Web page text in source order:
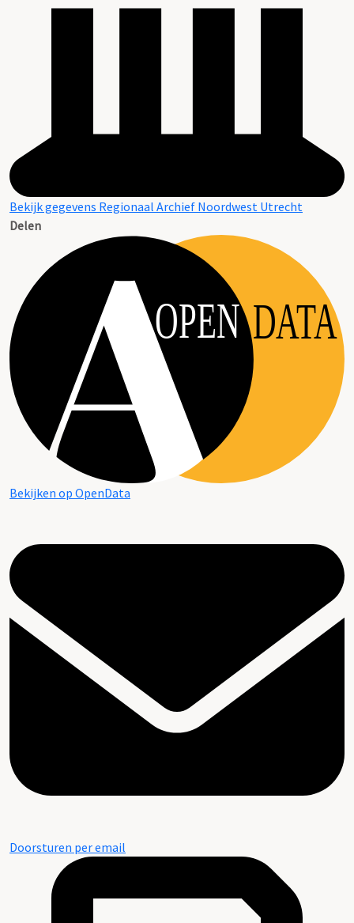
Bekijk gegevens Regionaal Archief Noordwest Utrecht
Delen
OPEN DATA
Bekijken op OpenData
Doorsturen per email